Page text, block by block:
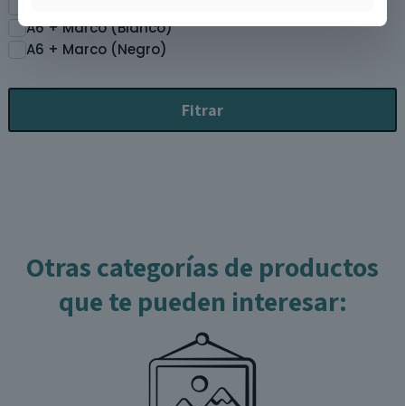
A6 + Marco (Blanco)
A6 + Marco (Negro)
Fitrar
Otras categorías de productos
que te pueden interesar: